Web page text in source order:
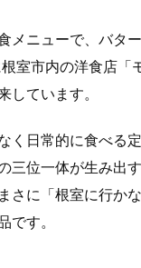
メニューで、バタ
室市内の洋食店
ています。
く日常的に食べる
三位一体が生み出
に「根室に行か
です。